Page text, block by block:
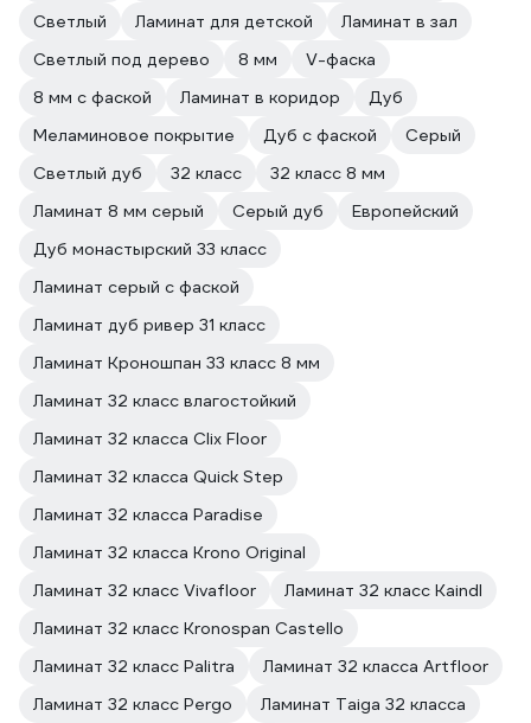
Светлый
Ламинат для детской
Ламинат в зал
Светлый под дерево
8 мм
V-фаска
8 мм с фаской
Ламинат в коридор
Дуб
Меламиновое покрытие
Дуб с фаской
Серый
Светлый дуб
32 класс
32 класс 8 мм
Ламинат 8 мм серый
Серый дуб
Европейский
Дуб монастырский 33 класс
Ламинат серый с фаской
Ламинат дуб ривер 31 класс
Ламинат Кроношпан 33 класс 8 мм
Ламинат 32 класс влагостойкий
Ламинат 32 класса Clix Floor
Ламинат 32 класса Quick Step
Ламинат 32 класса Paradise
Ламинат 32 класса Krono Original
Ламинат 32 класс Vivafloor
Ламинат 32 класс Kaindl
Ламинат 32 класс Kronospan Castello
Ламинат 32 класс Palitra
Ламинат 32 класса Artfloor
Ламинат 32 класс Pergo
Ламинат Taiga 32 класса